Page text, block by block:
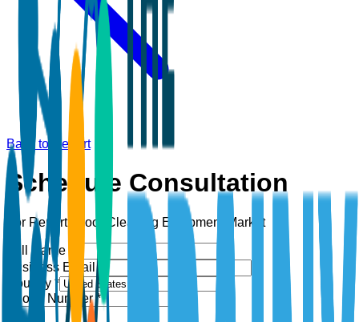
Back to Report
Schedule Consultation
For Report: Floor Cleaning Equipment Market
Full Name *
Business Email *
Country *
Phone Number *